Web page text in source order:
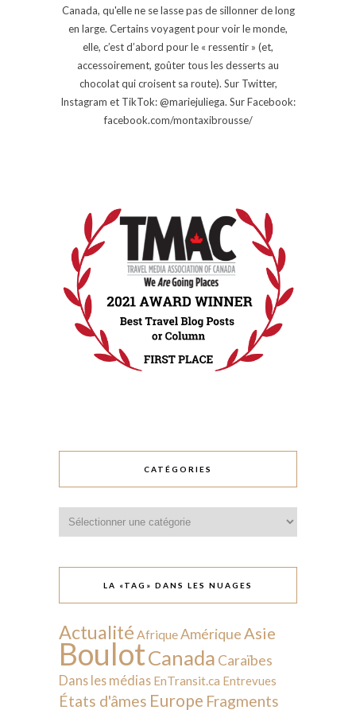
Canada, qu'elle ne se lasse pas de sillonner de long
en large. Certains voyagent pour voir le monde,
elle, c’est d’abord pour le « ressentir » (et,
accessoirement, goûter tous les desserts au
chocolat qui croisent sa route). Sur Twitter,
Instagram et TikTok: @mariejuliega. Sur Facebook:
facebook.com/montaxibrousse/
CATÉGORIES
LA «TAG» DANS LES NUAGES
Actualité AfriqueAmériqueAsie
BoulotCanada Caraïbes
Dans les médias EnTransit.ca Entrevues
États d'âmes Europe Fragments